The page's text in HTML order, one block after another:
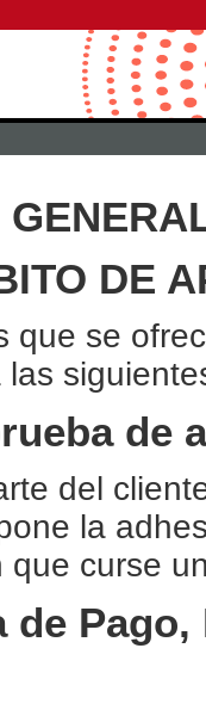
DE
que se
de
del
la
que curse
de